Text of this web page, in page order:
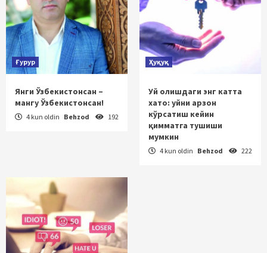
Ғурур
Янги Ўзбекистонсан –
мангу Ўзбекистонсан!
4 kun oldin Behzod 192
Ҳуқуқ
Уй олишдаги энг катта
хато: уйни арзон
кўрсатиш кейин
қимматга тушиши
мумкин
4 kun oldin Behzod 222